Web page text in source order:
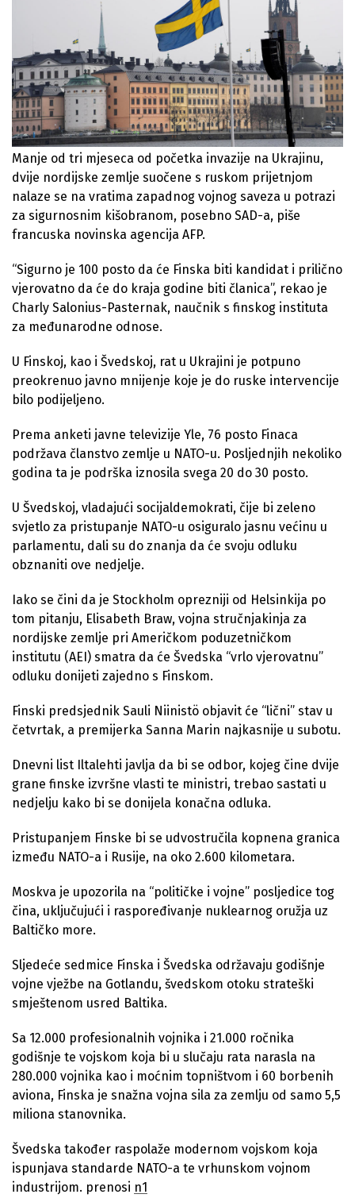
Manje od tri mjeseca od početka invazije na Ukrajinu,
dvije nordijske zemlje suočene s ruskom prijetnjom
nalaze se na vratima zapadnog vojnog saveza u potrazi
za sigurnosnim kišobranom, posebno SAD-a, piše
francuska novinska agencija AFP.
“Sigurno je 100 posto da će Finska biti kandidat i prilično
vjerovatno da će do kraja godine biti članica”, rekao je
Charly Salonius-Pasternak, naučnik s finskog instituta
za međunarodne odnose.
U Finskoj, kao i Švedskoj, rat u Ukrajini je potpuno
preokrenuo javno mnijenje koje je do ruske intervencije
bilo podijeljeno.
Prema anketi javne televizije Yle, 76 posto Finaca
podržava članstvo zemlje u NATO-u. Posljednjih nekoliko
godina ta je podrška iznosila svega 20 do 30 posto.
U Švedskoj, vladajući socijaldemokrati, čije bi zeleno
svjetlo za pristupanje NATO-u osiguralo jasnu većinu u
parlamentu, dali su do znanja da će svoju odluku
obznaniti ove nedjelje.
Iako se čini da je Stockholm oprezniji od Helsinkija po
tom pitanju, Elisabeth Braw, vojna stručnjakinja za
nordijske zemlje pri Američkom poduzetničkom
institutu (AEI) smatra da će Švedska “vrlo vjerovatnu”
odluku donijeti zajedno s Finskom.
Finski predsjednik Sauli Niinistö objavit će “lični” stav u
četvrtak, a premijerka Sanna Marin najkasnije u subotu.
Dnevni list Iltalehti javlja da bi se odbor, kojeg čine dvije
grane finske izvršne vlasti te ministri, trebao sastati u
nedjelju kako bi se donijela konačna odluka.
Pristupanjem Finske bi se udvostručila kopnena granica
između NATO-a i Rusije, na oko 2.600 kilometara.
Moskva je upozorila na “političke i vojne” posljedice tog
čina, uključujući i raspoređivanje nuklearnog oružja uz
Baltičko more.
Sljedeće sedmice Finska i Švedska održavaju godišnje
vojne vježbe na Gotlandu, švedskom otoku strateški
smještenom usred Baltika.
Sa 12.000 profesionalnih vojnika i 21.000 ročnika
godišnje te vojskom koja bi u slučaju rata narasla na
280.000 vojnika kao i moćnim topništvom i 60 borbenih
aviona, Finska je snažna vojna sila za zemlju od samo 5,5
miliona stanovnika.
Švedska također raspolaže modernom vojskom koja
ispunjava standarde NATO-a te vrhunskom vojnom
industrijom. prenosi n1